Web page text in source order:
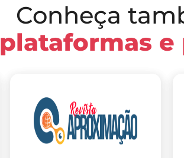
Conheça
plataformas e